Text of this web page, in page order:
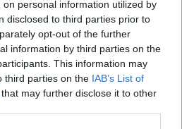
personal information utilized by
disclosed to third parties prior to
opt-out of the further
information by third parties on the
This information may
third parties on the IAB’s List of
that may further disclose it to other
στα αποτελέσματα
Google